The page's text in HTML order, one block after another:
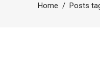
Home / Posts